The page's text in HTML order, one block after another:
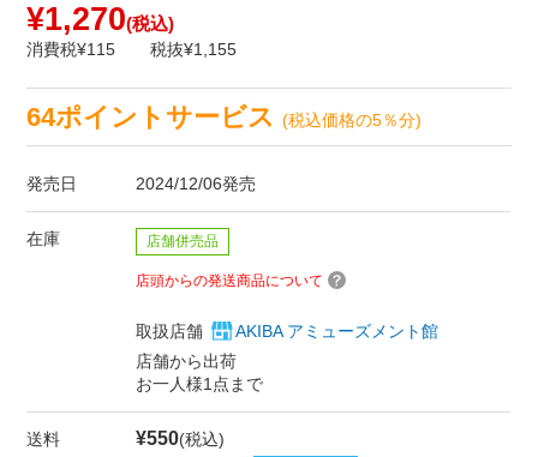
¥1,270(税込)
消費税¥115 税抜¥1,155
64ポイントサービス(税込価格の5％分)
発売日 2024/12/06発売
在庫 店舗併売品
店頭からの発送商品について
取扱店舗
AKIBA アミューズメント館
店舗から出荷
お一人様1点まで
送料 ¥550(税込)